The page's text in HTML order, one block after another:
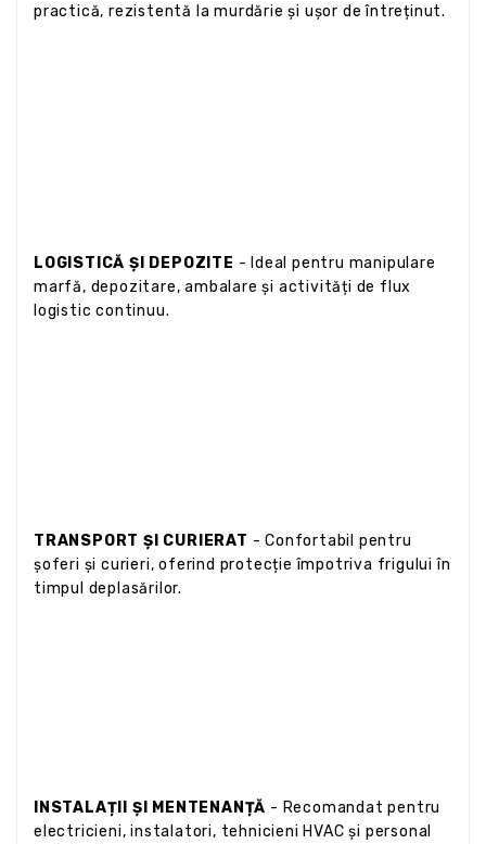
practică, rezistentă la murdărie și ușor de întreținut.
LOGISTICĂ ȘI DEPOZITE - Ideal pentru manipulare
marfă, depozitare, ambalare și activități de flux
logistic continuu.
TRANSPORT ȘI CURIERAT - Confortabil pentru
șoferi și curieri, oferind protecție împotriva frigului în
timpul deplasărilor.
INSTALAȚII ȘI MENTENANȚĂ - Recomandat pentru
electricieni, instalatori, tehnicieni HVAC și personal